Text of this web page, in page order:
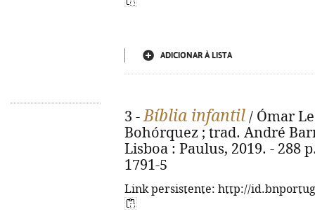
ADICIONAR À LISTA
3 -Bíblia infantil / Ómar
Bohórquez ; trad. André
Lisboa : Paulus, 2019. - 288
1791-5
Link persistente: http://